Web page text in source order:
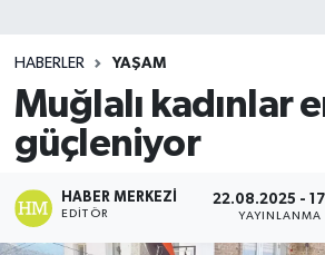
HABERLER YAŞAM
Muğlalı kadınlar
güçleniyor
HABER MERKEZI
EDITÖR
22.08.2025 -
YAYINLANMA
Teknoloji
TRABZON
TRABZONSPOR